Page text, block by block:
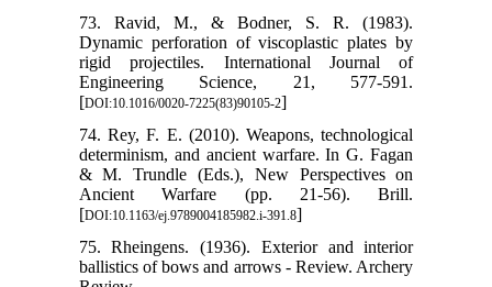
73. Ravid, M., & Bodner, S. R. (1983).
Dynamic perforation of viscoplastic plates by
rigid projectiles. International Journal of
Engineering Science, 21, 577-591.
[DOI:10.1016/0020-7225(83)90105-2]
74. Rey, F. E. (2010). Weapons, technological
determinism, and ancient warfare. In G. Fagan
& M. Trundle (Eds.), New Perspectives on
Ancient Warfare (pp. 21-56). Brill.
[DOI:10.1163/ej.9789004185982.i-391.8]
75. Rheingens. (1936). Exterior and interior
ballistics of bows and arrows - Review. Archery